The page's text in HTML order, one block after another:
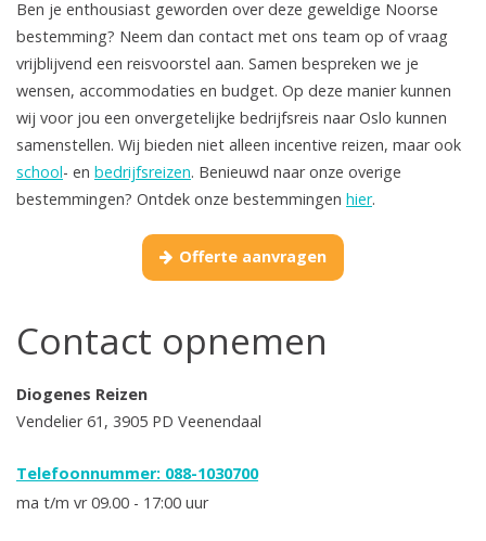
Ben je enthousiast geworden over deze geweldige Noorse
bestemming? Neem dan contact met ons team op of vraag
vrijblijvend een reisvoorstel aan. Samen bespreken we je
wensen, accommodaties en budget. Op deze manier kunnen
wij voor jou een onvergetelijke bedrijfsreis naar Oslo kunnen
samenstellen. Wij bieden niet alleen incentive reizen, maar ook
school- en bedrijfsreizen. Benieuwd naar onze overige
bestemmingen? Ontdek onze bestemmingen hier.
Offerte aanvragen
Contact opnemen
Diogenes Reizen
Vendelier 61, 3905 PD Veenendaal
Telefoonnummer: 088-1030700
ma t/m vr 09.00 - 17:00 uur